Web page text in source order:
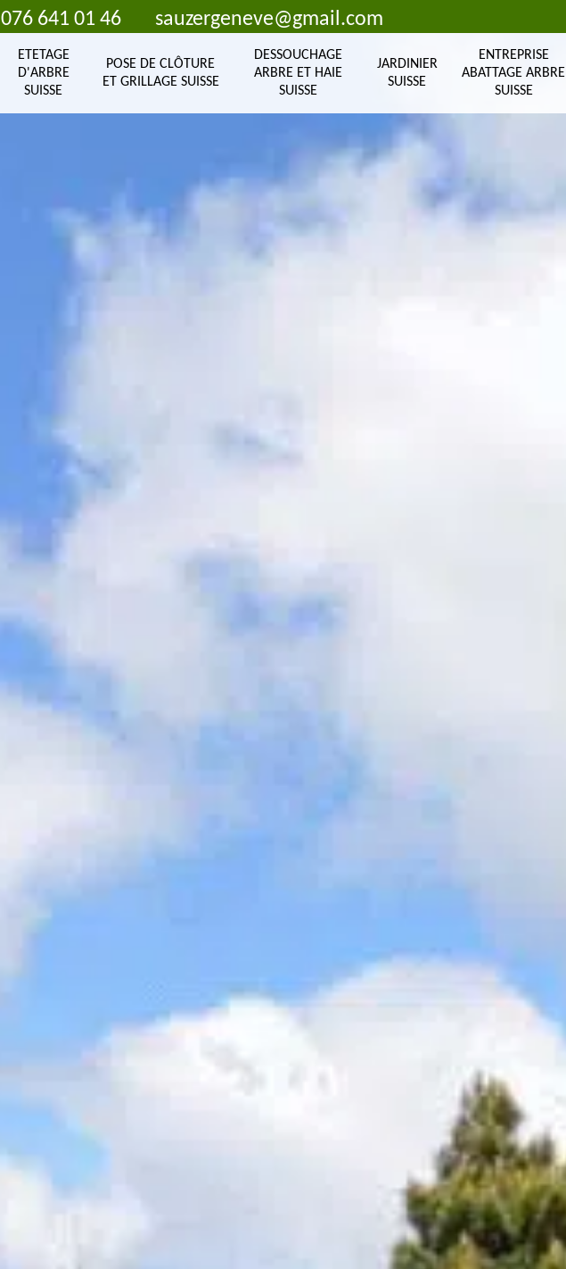
076 641 01 46 sauzergeneve@gmail.com
ETETAGE
D'ARBRE
SUISSE
POSE DE CLÔTURE
ET GRILLAGE SUISSE
DESSOUCHAGE
ARBRE ET HAIE
SUISSE
JARDINIER
SUISSE
ENTREPRISE
ABATTAGE ARBRE
SUISSE